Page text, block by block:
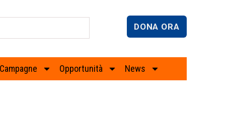
DONA ORA
Campagne Opportunità News